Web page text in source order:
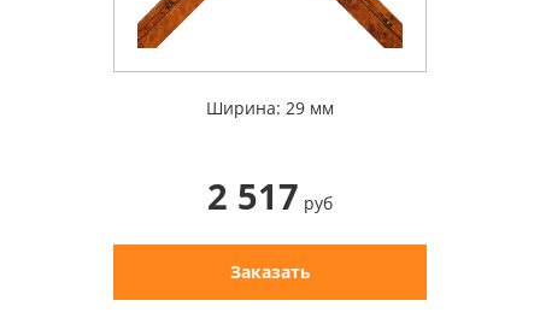
Ширина: 29 мм
2 517 руб
Заказать